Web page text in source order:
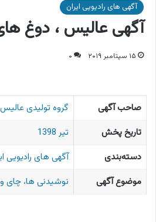
آگهی های رادیویی ایران
آگهی عالیس ، دوغ
۱۵ سپتامبر ۲۰۱۹ ۰
صاحب آگهی
گروه تولیدی عالیس
تاریخ پخش
تیر 1398
دسته‌بندی
آگهی های رادیویی
موضوع آگهی
نوشیدنی ها، چای